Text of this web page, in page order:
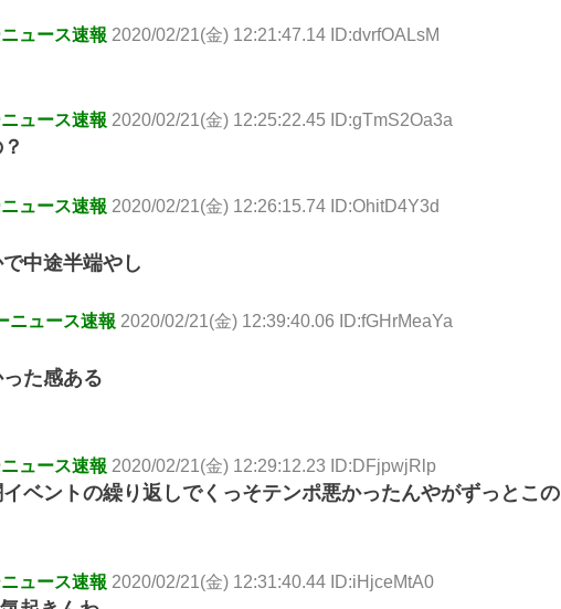
ュース速報 2020/02/21(金) 12:21:47.14 ID:dvrfOALsM
ュース速報 2020/02/21(金) 12:25:22.45 ID:gTmS2Oa3a
ュース速報 2020/02/21(金) 12:26:15.74 ID:OhitD4Y3d
中途半端やし
ニュース速報 2020/02/21(金) 12:39:40.06 ID:fGHrMeaYa
た感ある
ュース速報 2020/02/21(金) 12:29:12.23 ID:DFjpwjRlp
ベントの繰り返しでくっそテンポ悪かったんやがずっとこの
ュース速報 2020/02/21(金) 12:31:40.44 ID:iHjceMtA0